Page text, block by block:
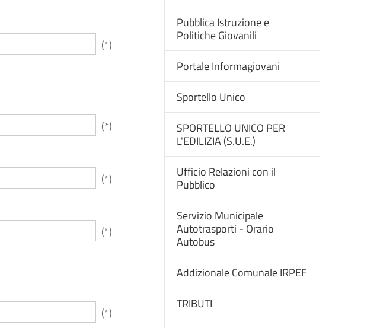
(*)
(*)
(*)
(*)
(*)
Pubblica Istruzione e
Politiche Giovanili
Portale Informagiovani
Sportello Unico
SPORTELLO UNICO PER
L'EDILIZIA (S.U.E.)
Ufficio Relazioni con il
Pubblico
Servizio Municipale
Autotrasporti - Orario
Autobus
Addizionale Comunale IRPEF
TRIBUTI